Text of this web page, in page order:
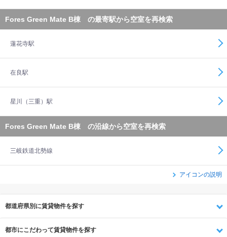
Fores Green Mate B棟 の最寄駅から空室を再検索
蓮花寺駅
在良駅
星川（三重）駅
Fores Green Mate B棟 の沿線から空室を再検索
三岐鉄道北勢線
アイコンの説明
都道府県別に賃貸物件を探す
都市にこだわって賃貸物件を探す